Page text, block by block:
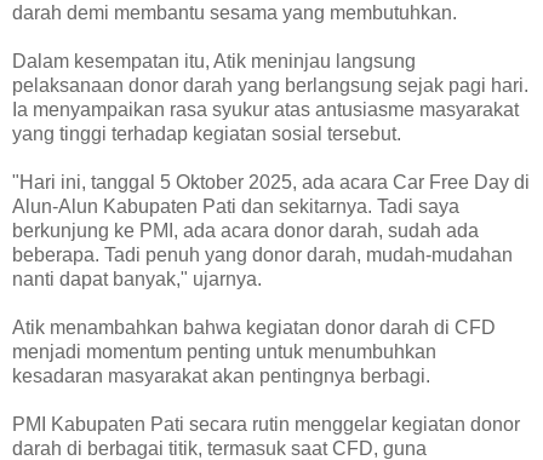
darah demi membantu sesama yang membutuhkan.
Dalam kesempatan itu, Atik meninjau langsung
pelaksanaan donor darah yang berlangsung sejak pagi hari.
Ia menyampaikan rasa syukur atas antusiasme masyarakat
yang tinggi terhadap kegiatan sosial tersebut.
"Hari ini, tanggal 5 Oktober 2025, ada acara Car Free Day di
Alun-Alun Kabupaten Pati dan sekitarnya. Tadi saya
berkunjung ke PMI, ada acara donor darah, sudah ada
beberapa. Tadi penuh yang donor darah, mudah-mudahan
nanti dapat banyak," ujarnya.
Atik menambahkan bahwa kegiatan donor darah di CFD
menjadi momentum penting untuk menumbuhkan
kesadaran masyarakat akan pentingnya berbagi.
PMI Kabupaten Pati secara rutin menggelar kegiatan donor
darah di berbagai titik, termasuk saat CFD, guna